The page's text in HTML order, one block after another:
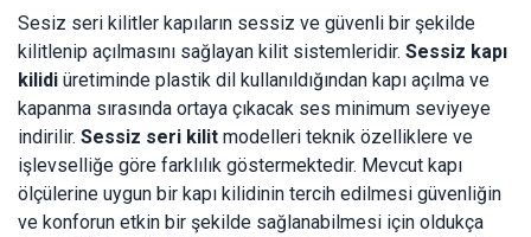
Sesiz seri kilitler kapıların sessiz ve güvenli bir şekilde
kilitlenip açılmasını sağlayan kilit sistemleridir. Sessiz kapı
kilidi üretiminde plastik dil kullanıldığından kapı açılma ve
kapanma sırasında ortaya çıkacak ses minimum seviyeye
indirilir. Sessiz seri kilit modelleri teknik özelliklere ve
işlevselliğe göre farklılık göstermektedir. Mevcut kapı
ölçülerine uygun bir kapı kilidinin tercih edilmesi güvenliğin
ve konforun etkin bir şekilde sağlanabilmesi için oldukça